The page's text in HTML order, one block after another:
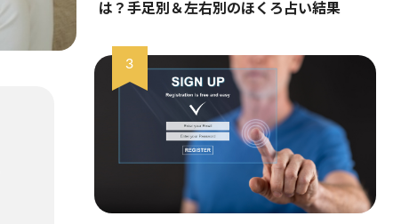
は？手足別＆左右別のほくろ占い結果